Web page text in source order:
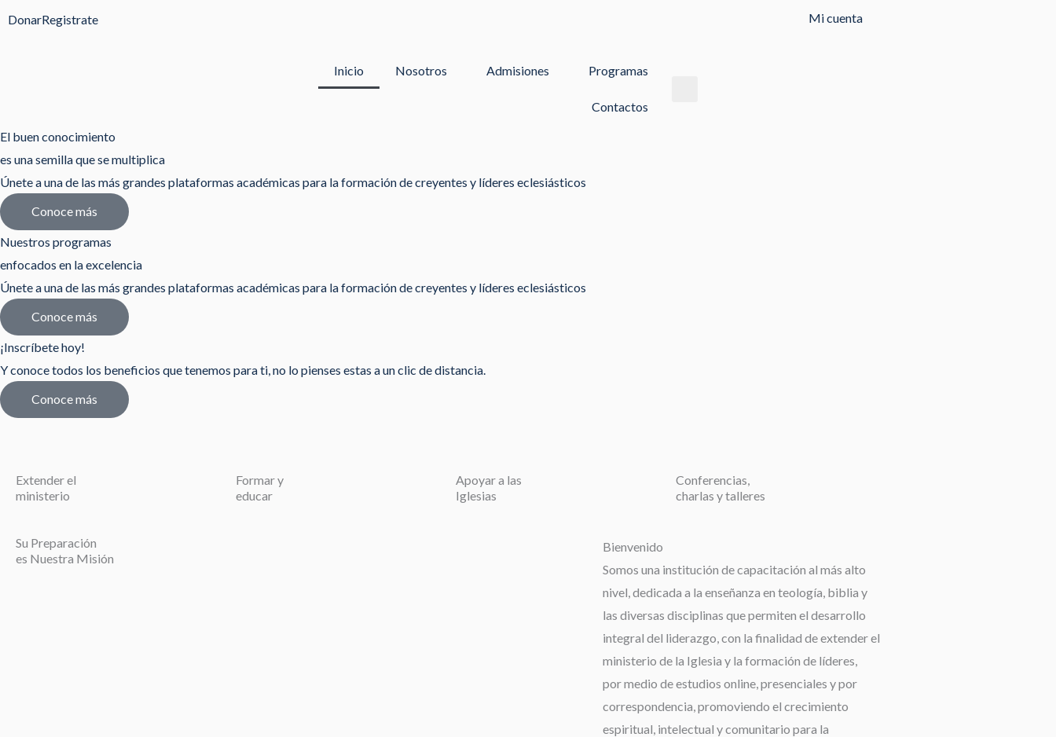
DonarRegistrate Mi cuenta
Inicio Nosotros Admisiones Programas
Contactos
El buen conocimiento
es una semilla que se multiplica
Únete a una de las más grandes plataformas académicas para la formación de creyentes y líderes eclesiásticos
Conoce más
Nuestros programas
enfocados en la excelencia
Únete a una de las más grandes plataformas académicas para la formación de creyentes y líderes eclesiásticos
Conoce más
¡Inscríbete hoy!
Y conoce todos los beneficios que tenemos para ti, no lo pienses estas a un clic de distancia.
Conoce más
Extender el
ministerio
Formar y
educar
Apoyar a las
Iglesias
Conferencias,
charlas y talleres
Su Preparación
es Nuestra Misión
Bienvenido
Somos una institución de capacitación al más alto
nivel, dedicada a la enseñanza en teología, biblia y
las diversas disciplinas que permiten el desarrollo
integral del liderazgo, con la finalidad de extender el
ministerio de la Iglesia y la formación de líderes,
por medio de estudios online, presenciales y por
correspondencia, promoviendo el crecimiento
espiritual, intelectual y comunitario para la